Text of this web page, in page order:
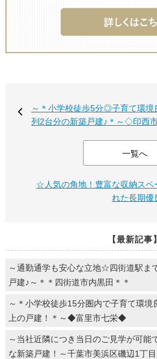
～＊小学校徒歩5分◎子育て環境
列2台分の新築戸建♪＊～◇印西
一覧へ
☆人気の角地！豊富な収納スペ
れた長期
【最新記事】
～通勤通学も安心な立地☆四街道駅ま
戸建♪～＊＊四街道市内黒田＊＊
～＊小学校徒歩15分圏内で子育て環
上の戸建！＊～◆富里市七栄◆
～当社近隣につき当日のご見学が可能
な新築戸建！～千葉市美浜区磯辺1丁目